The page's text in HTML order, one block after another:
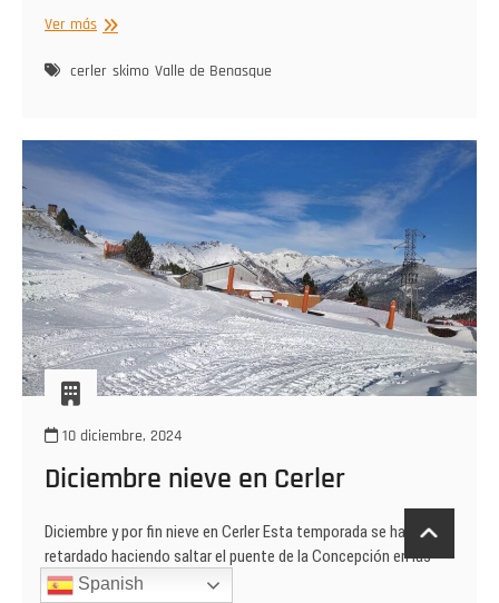
Ver másDiciembre
es
era
cerler skimo Valle de Benasque
10 diciembre, 2024
Diciembre nieve en Cerler
Diciembre y por fin nieve en Cerler Esta temporada se ha
retardado haciendo saltar el puente de la Concepción en las
pistas de esquí, al…
Spanish